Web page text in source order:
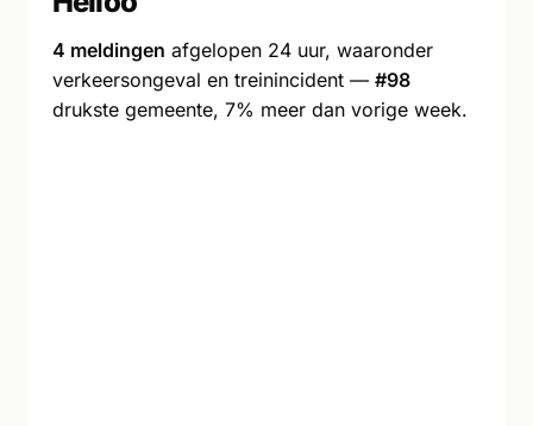
4 meldingen afgelopen 24 uur, waaronder
verkeersongeval en treinincident — #98
drukste gemeente, 7% meer dan vorige week.